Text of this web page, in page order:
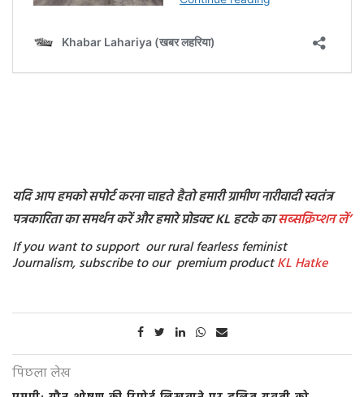
यदि आप हमको सपोर्ट करना चाहते हैतो हमारी ग्रामीण नारीवादी स्वतंत्र
पत्रकारिता का समर्थन करें और हमारे प्रोडक्ट KL हटके कासब्सक्रिप्शनलें’
If you want to support our rural fearless feminist
Journalism, subscribe to our premium productKL Hatke
पिछला लेख